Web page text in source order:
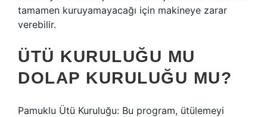
tamamen kuruyamayacağı için makineye zarar
verebilir.
ÜTÜ KURULUĞU MU
DOLAP KURULUĞU MU?
Pamuklu Ütü Kuruluğu: Bu program, ütülemeyi